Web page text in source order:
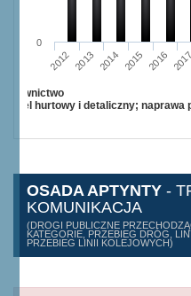
2012 2013 2014 2015 2016 2017
0
hurtowy i detaliczny; naprawa
OSADA APTYNTY -
KOMUNIKACJA
(DROGI PUBLICZNE
KATEGORIE, PRZEBIEG DRÓG,
PRZEBIEG LINII KOLEJOWYCH)